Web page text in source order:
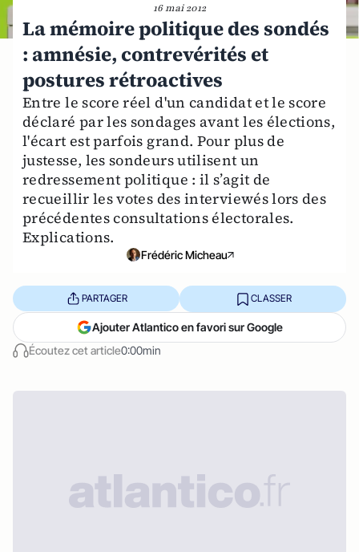
16 mai 2012
La mémoire politique des sondés
: amnésie, contrevérités et
postures rétroactives
Entre le score réel d'un candidat et le score
déclaré par les sondages avant les élections,
l'écart est parfois grand. Pour plus de
justesse, les sondeurs utilisent un
redressement politique : il s’agit de
recueillir les votes des interviewés lors des
précédentes consultations électorales.
Explications.
Frédéric Micheau
Écoutez cet article0:00min
PARTAGER CLASSER
Ajouter Atlantico en favori sur Google